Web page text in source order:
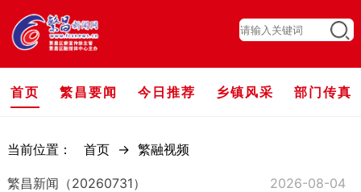
首页 繁昌要闻 今日推荐 乡镇风采 部门传真
当前位置： 首页 -> 繁融视频
繁昌新闻（20260731） 2026-08-04